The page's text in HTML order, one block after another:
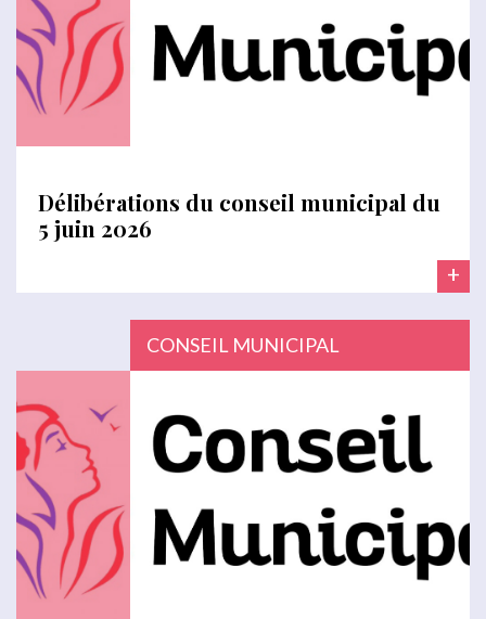
Délibérations du conseil municipal du
5 juin 2026
+
CONSEIL MUNICIPAL